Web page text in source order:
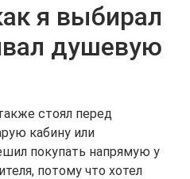
я выбирал
душевую
стоял перед
кабину или
покупать напрямую у
потому что хотел